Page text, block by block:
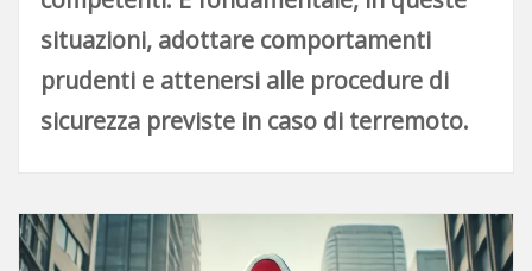
situazioni, adottare comportamenti
prudenti e attenersi alle procedure di
sicurezza previste in caso di terremoto.